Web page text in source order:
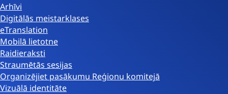
Arhīvi
Digitālās meistarklases
eTranslation
Mobilā lietotne
Raidieraksti
Straumētās sesijas
Organizējiet pasākumu Reģionu komitejā
Vizuālā identitāte